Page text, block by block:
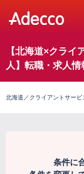
【北海道×クライ
人】転職・求人情
北海道／クライアントサー
条件に